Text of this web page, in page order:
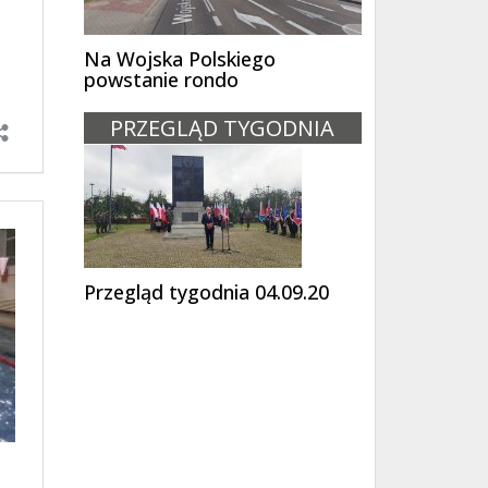
Na Wojska Polskiego
powstanie rondo
PRZEGLĄD TYGODNIA
Przegląd tygodnia 04.09.20